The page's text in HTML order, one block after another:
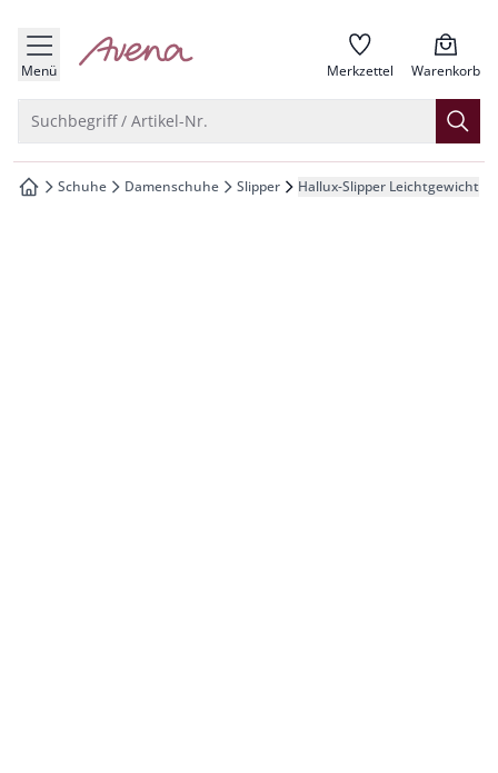
springen
springen
springen
springen
Menü zur Startseite Merkzettel Warenkorb
Suchbegriff / Artikel-Nr.
zur Startseite
Schuhe Damenschuhe Slipper Hallux-Slipper Leichtgewicht